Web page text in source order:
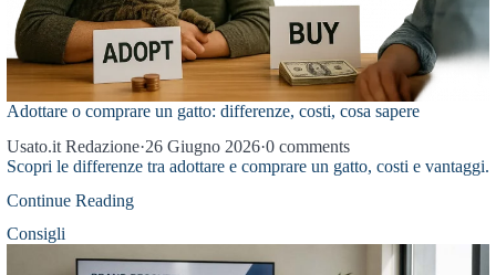
Adottare o comprare un gatto: differenze, costi, cosa sapere
Usato.it Redazione·26 Giugno 2026·0 comments
Scopri le differenze tra adottare e comprare un gatto, costi e vantaggi.
Continue Reading
Consigli